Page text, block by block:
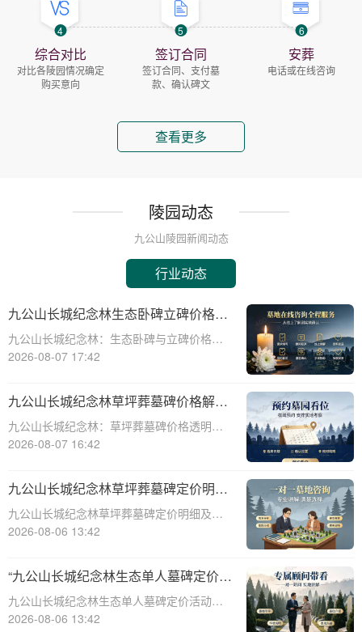
4
综合对比
对比各陵园情况确定
购买意向
5
签订合同
签订合同、支付墓
款、确认碑文
6
安葬
电话或在线咨询
查看更多
陵园动态
九公山陵园新闻动态
行业动态
九公山长城纪念林生态卧碑立碑价格表
详解及活动期赠安葬配套福利解析
九公山长城纪念林：生态卧碑与立碑价格及
活动期赠送配套服务全解析☎ 九公山陵园电
地，九公山长城纪念林凭借其得天独厚的地
理位置和优越的自然环境，成为众
2026-08-07 17:42
九公山长城纪念林草坪葬墓碑价格解析
及赠予绿植养护服务详解
九公山长城纪念林：草坪葬墓碑价格透明，
赠送绿植养护服务☎ 九公山陵园电话:400-
纪念林地之一，致力于为逝者提供环保、庄
重的安葬选择。草坪葬墓碑作为一种
2026-08-07 16:42
九公山长城纪念林草坪葬墓碑定价明细
活动赠绿植养护服务详解
九公山长城纪念林草坪葬墓碑定价明细及活
动赠绿植养护服务详解☎ 九公山陵园电
意识的增强和对生命意义的深刻理解，草坪
葬墓碑逐渐成为一种新型的、环保的、
2026-08-06 13:42
“九公山长城纪念林生态单人墓碑定价
活动直降数千福利丰厚”
九公山长城纪念林生态单人墓碑定价活动，
直降数千，福利丰厚，为您的亲人提供一个
2026-08-06 13:42